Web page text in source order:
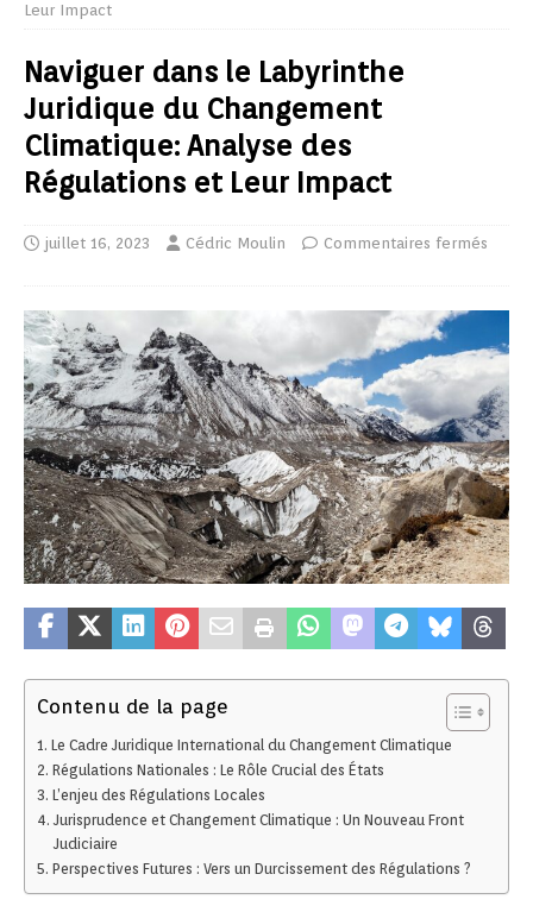
Leur Impact
Naviguer dans le Labyrinthe
Juridique du Changement
Climatique: Analyse des
Régulations et Leur Impact
juillet 16, 2023 Cédric Moulin Commentaires fermés
Contenu de la page
Le Cadre Juridique International du Changement Climatique
Régulations Nationales : Le Rôle Crucial des États
L’enjeu des Régulations Locales
Jurisprudence et Changement Climatique : Un Nouveau Front
Judiciaire
Perspectives Futures : Vers un Durcissement des Régulations ?